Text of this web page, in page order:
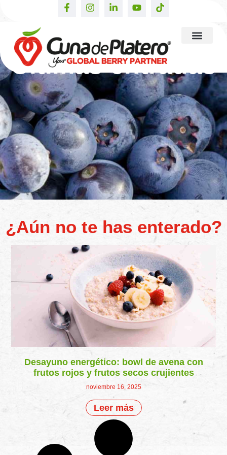
Últimas entradas
¿Aún no te has enterado?
Desayuno energético: bowl de avena con
frutos rojos y frutos secos crujientes
noviembre 16, 2025
Leer más